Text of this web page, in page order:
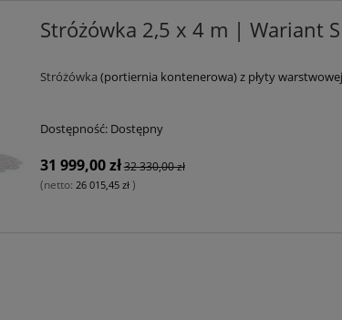
Stróżówka 2,5 x 4 m | Wariant
Stróżówka (portiernia kontenerowa) z płyty
Dostępność: Dostępny
31 999,00 zł32 330,00 zł
(netto: 26 015,45 zł )